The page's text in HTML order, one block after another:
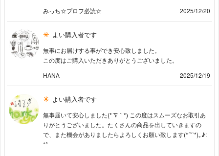
みっち☆プロフ必読☆
2025/12/20
よい購入者です
無事にお届けする事ができ安心致しました。
この度はご購入いただきありがとうございました。
HANA
2025/12/19
よい購入者です
無事届いて安心しました(*´∇｀*) この度はスムーズなお取引あ
りがとうございました。たくさんの商品を出していきますの
で、また機会がありましたらよろしくお願い致します(*ˊ˘ˋ*)｡♪:
*°